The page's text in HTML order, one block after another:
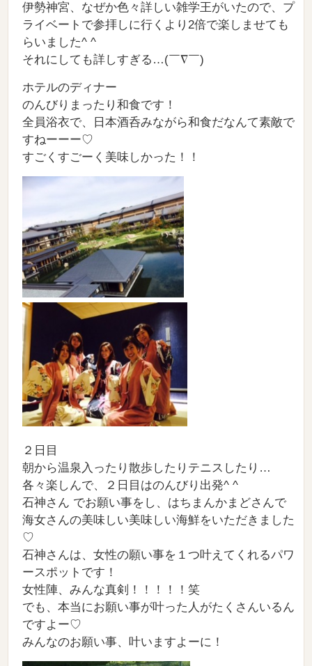
伊勢神宮、なぜか色々詳しい雑学王がいたので、プ
ライベートで参拝しに行くより2倍で楽しませても
らいました^ ^
それにしても詳しすぎる…(￣∇￣)
ホテルのディナー
のんびりまったり和食です！
全員浴衣で、日本酒呑みながら和食だなんて素敵で
すねーーー♡
すごくすごーく美味しかった！！
２日目
朝から温泉入ったり散歩したりテニスしたり…
各々楽しんで、２日目はのんびり出発^ ^
石神さん でお願い事をし、はちまんかまどさんで
海女さんの美味しい美味しい海鮮をいただきました
♡
石神さんは、女性の願い事を１つ叶えてくれるパワ
ースポットです！
女性陣、みんな真剣！！！！！笑
でも、本当にお願い事が叶った人がたくさんいるん
ですよー♡
みんなのお願い事、叶いますよーに！